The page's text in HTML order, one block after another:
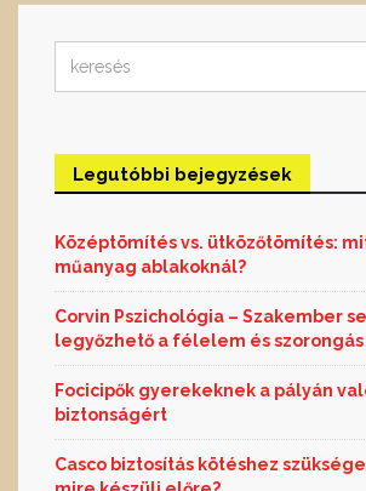
for:
Legutóbbi bejegyzések
Középtömítés vs. ütközőtömítés:
műanyag ablakoknál?
Corvin Pszichológia – Szakember
legyőzhető a félelem és szorongás
Focicipők gyerekeknek a pályán
biztonságért
Casco biztosítás kötéshez